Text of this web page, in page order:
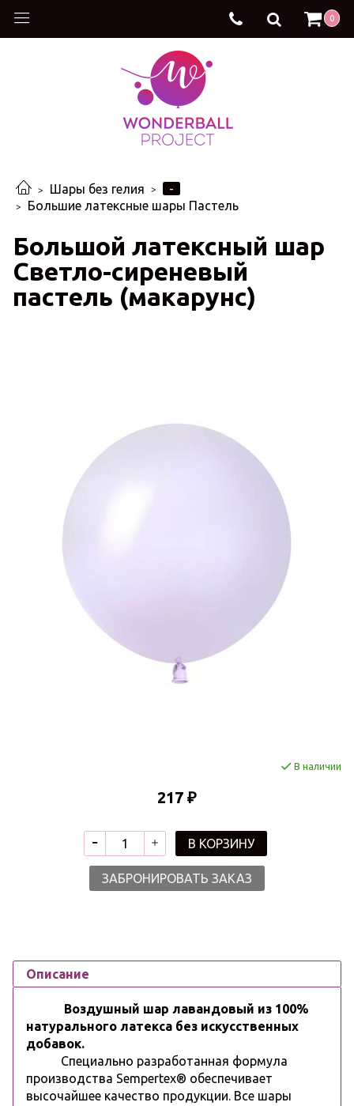
0
Шары без гелия
-
Большие латексные шары Пастель
Большой латексный шар
Светло-сиреневый
пастель (макарунс)
В наличии
217 ₽
В КОРЗИНУ
ЗАБРОНИРОВАТЬ ЗАКАЗ
Описание
Воздушный шар лавандовый из 100%
натурального латекса без искусственных
добавок.
Специально разработанная формула
производства Sempertex® обеспечивает
высочайшее качество продукции. Все шары